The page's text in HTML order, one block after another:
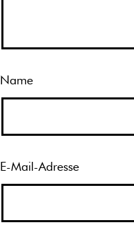
Name
E-Mail-Adresse